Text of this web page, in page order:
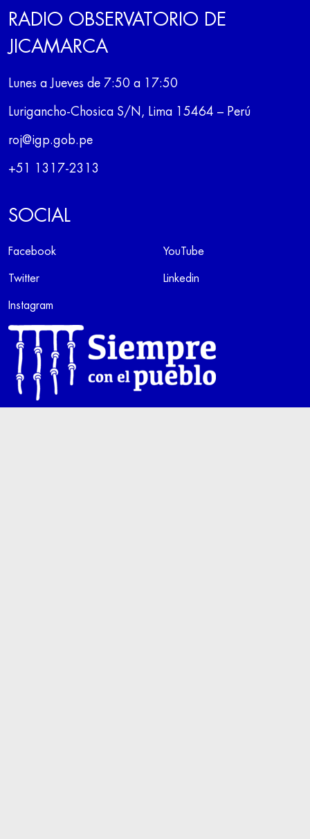
RADIO OBSERVATORIO DE
JICAMARCA
Lunes a Jueves de 7:50 a 17:50
Lurigancho-Chosica S/N, Lima 15464 – Perú
roj@igp.gob.pe
+51 1317-2313
SOCIAL
Facebook
Twitter
Instagram
YouTube
Linkedin